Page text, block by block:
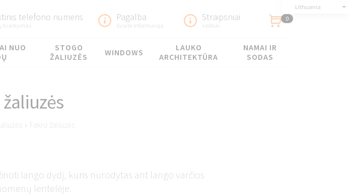
Lithuania
telefono numeris
tvarkymas
Pagalba
Svarbi informacija
Straipsniai
vedliai
0
NUO
STOGO
ŽALIUZĖS
WINDOWS
LAUKO
ARCHITEKTŪRA
NAMAI IR
SODAS
› Fakro žaliuzės
lango dydį, kuris nurodytas ant lango varčios
lentelėje.